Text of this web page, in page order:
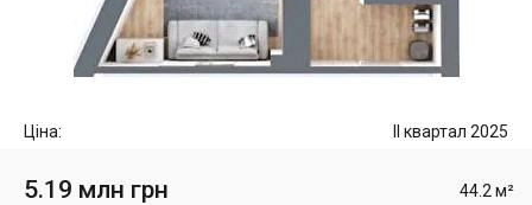
Ціна: II квартал 2025
5.19 млн грн 44.2 м²